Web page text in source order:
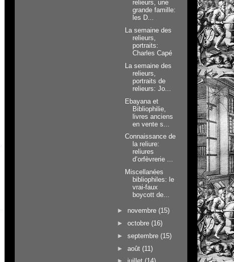
relieurs, une
grande famille:
les D...
La semaine des
relieurs,
portraits:
Charles Capé
La semaine des
relieurs,
portraits de
relieurs: Jo...
Ebayana et
Bibliophilie,
livres anciens
en vente s...
Connaissance de
la reliure:
reliures
d’orfèvrerie ...
Miscellanées
bibliophiles: le
vrai-faux
boycott de...
► novembre (15)
► octobre (16)
► septembre (15)
► août (11)